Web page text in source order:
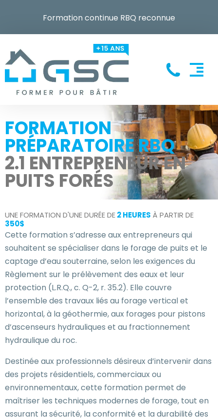
Formation continue RBQ reconnue
FORMATION
PRÉPARATOIRE RBQ
2.1 ENTREPRENEUR EN
PUITS FORÉS
UNE FORMATION D'UNE DURÉE DE2 HEURES À PARTIR DE
350$
Cette formation s’adresse aux entrepreneurs qui
souhaitent se spécialiser dans le forage de puits et le
captage d’eau souterraine, selon les exigences du
Règlement sur le prélèvement des eaux et leur
protection (L.R.Q., c. Q-2, r. 35.2). Elle couvre
l’ensemble des travaux liés au forage vertical et
horizontal, à la géothermie, aux forages pour pistons
d’ascenseurs hydrauliques et au fractionnement
hydraulique du roc.
Destinée aux professionnels désireux d’intervenir dans
des projets résidentiels, commerciaux ou
environnementaux, cette formation permet de
maîtriser les techniques modernes de forage, tout en
assurant la sécurité, la conformité et la durabilité des